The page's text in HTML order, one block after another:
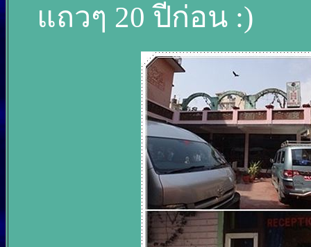
แถวๆ 20 ปีก่อน :)